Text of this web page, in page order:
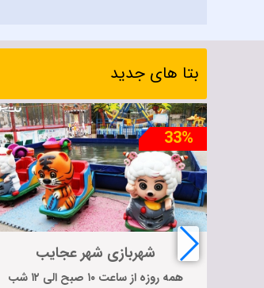
بتا های جدید
شهربازی شهر عجایب
همه روزه از ساعت ۱۰ صبح الی ۱۲ شب
33%